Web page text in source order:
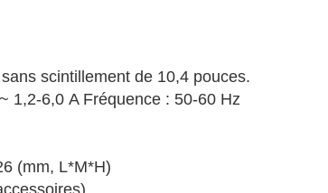
scintillement de 10,4 pouces.
1,2-6,0 A Fréquence : 50-60 Hz
(mm, L*M*H)